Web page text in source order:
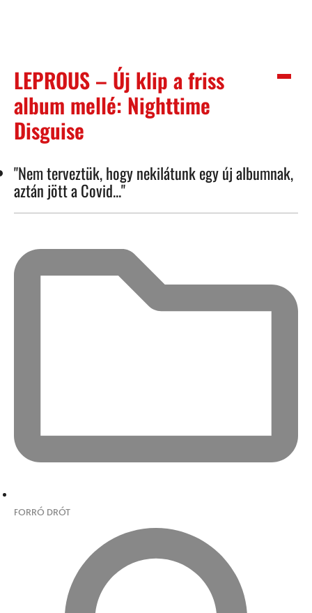
LEPROUS – Új klip a friss
album mellé: Nighttime
Disguise
"Nem terveztük, hogy nekilátunk egy új albumnak,
aztán jött a Covid..."
FORRÓ DRÓT